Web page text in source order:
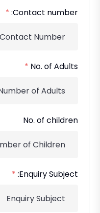
Contact number:
*
No. of Adults
*
No. of children
Enquiry Subject:
*